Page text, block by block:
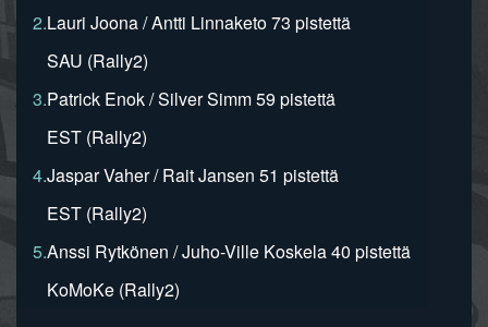
2.Lauri Joona / Antti Linnaketo 73 pistettä
SAU (Rally2)
3.Patrick Enok / Silver Simm 59 pistettä
EST (Rally2)
4.Jaspar Vaher / Rait Jansen 51 pistettä
EST (Rally2)
5.Anssi Rytkönen / Juho-Ville Koskela 40 pistettä
KoMoKe (Rally2)